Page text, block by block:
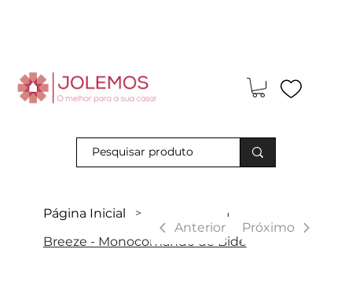
Página Inicial >
Breeze - Monocomando de Bidé
Anterior Próximo